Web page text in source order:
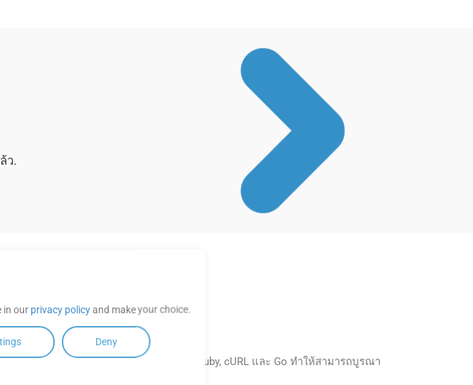
ว.
Java, Android, PHP, Node.js, Python, Ruby, cURL และ Go ทำให้สามารถบูรณา
in our privacy policyand make your choice.
Deny